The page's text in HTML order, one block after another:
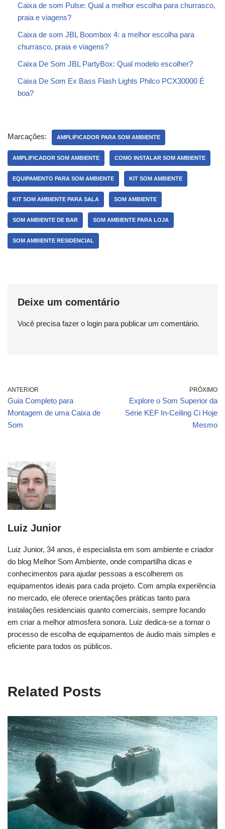
Caixa de som Pulse: Qual a melhor escolha para churrasco,
praia e viagens?
Caixa de som JBL Boombox 4: a melhor escolha para
churrasco, praia e viagens?
Caixa De Som JBL PartyBox: Qual modelo escolher?
Caixa De Som Ex Bass Flash Lights Philco PCX30000 É
boa?
Marcações: AMPLIFICADOR PARA SOM AMBIENTE
AMPLIFICADOR SOM AMBIENTE COMO INSTALAR SOM AMBIENTE
EQUIPAMENTO PARA SOM AMBIENTE KIT SOM AMBIENTE
KIT SOM AMBIENTE PARA SALA SOM AMBIENTE
SOM AMBIENTE DE BAR SOM AMBIENTE PARA LOJA
SOM AMBIENTE RESIDENCIAL
Deixe um comentário
Você precisa fazer o login para publicar um comentário.
ANTERIOR
Guia Completo para
Montagem de uma Caixa de
Som
PRÓXIMO
Explore o Som Superior da
Série KEF In-Ceiling Ci Hoje
Mesmo
Luiz Junior
Luiz Junior, 34 anos, é especialista em som ambiente e criador
do blog Melhor Som Ambiente, onde compartilha dicas e
conhecimentos para ajudar pessoas a escolherem os
equipamentos ideais para cada projeto. Com ampla experiência
no mercado, ele oferece orientações práticas tanto para
instalações residenciais quanto comerciais, sempre focando
em criar a melhor atmosfera sonora. Luiz dedica-se a tornar o
processo de escolha de equipamentos de áudio mais simples e
eficiente para todos os públicos.
Related Posts